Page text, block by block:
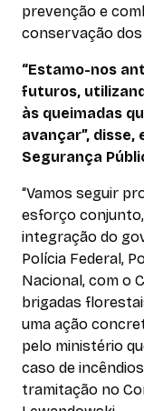
prevenção e
conservação
“Estamo-nos
futuros,
às queimadas
avançar”,
Segurança
“Vamos seguir
esforço
integração do
Polícia Federal,
Nacional, com o
brigadas
uma ação
pelo ministério
caso de
tramitação no